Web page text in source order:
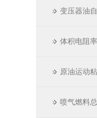
变压器油
体积电阻
原油运动
喷气燃料